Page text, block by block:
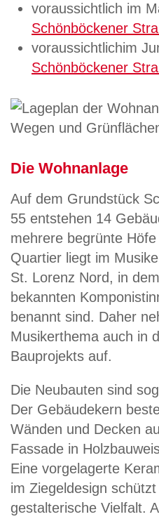
voraussichtlich im
Schönböckener
voraussichtlichim
Schönböckener
Die Wohnanlage
Auf dem Grundstück
55 entstehen 14
mehrere begrünte
Quartier liegt im
St. Lorenz Nord, in
bekannten
benannt sind. Daher
Musikerthema auch in
Bauprojekts auf.
Die Neubauten sind
Der Gebäudekern
Wänden und Decken
Fassade in
Eine vorgelagerte
im Ziegeldesign
gestalterische Vielfalt.